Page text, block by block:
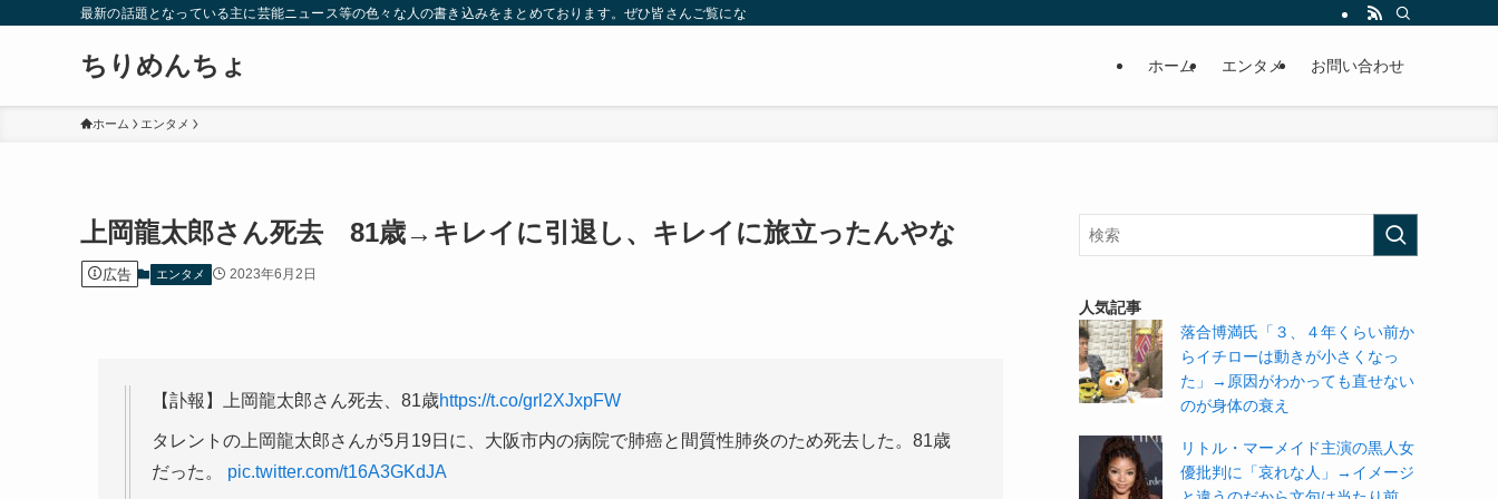
最新の話題となっている主に芸能ニュース等の色々な人の書き込みをまとめております。ぜひ皆さんご覧になっていってください。
ちりめんちょ ホーム エンタメ お問い合わせ
ホーム エンタメ
上岡龍太郎さん死去 81歳→キレイに引退し、キレイに旅立ったんやな
広告 エンタメ 2023年6月2日
【訃報】上岡龍太郎さん死去、81歳https://t.co/grl2XJxpFW
タレントの上岡龍太郎さんが5月19日に、大阪市内の病院で肺癌と間質性肺炎のため死去した。81歳
だった。 pic.twitter.com/t16A3GKdJA
人気記事
落合博満氏「３、４年くらい前か
らイチローは動きが小さくなっ
た」→原因がわかっても直せない
のが身体の衰え
リトル・マーメイド主演の黒人女
優批判に「哀れな人」→イメージ